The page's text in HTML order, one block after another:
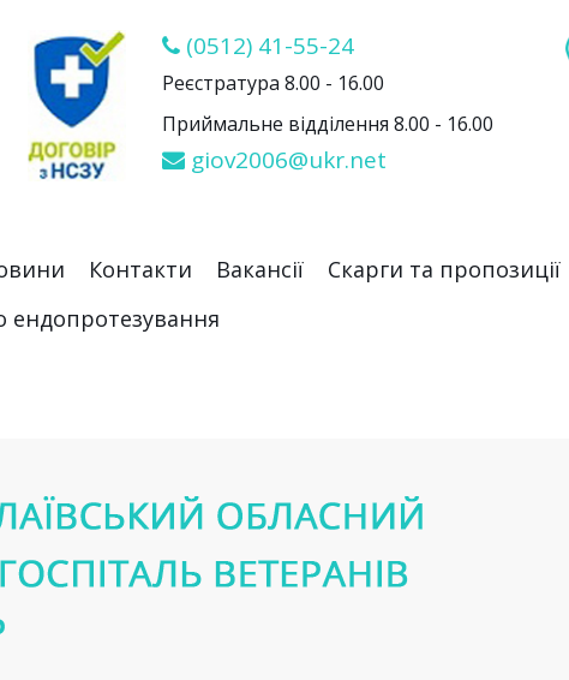
(0512) 41-55-24
Реєстратура 8.00 - 16.00
Приймальне відділення 8.00 - 16.00
giov2006@ukr.net
Контакти Вакансії Скарги та пропозиції
ендопротезування